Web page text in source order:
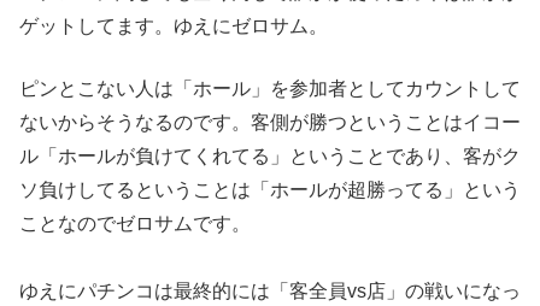
ゲットしてます。ゆえにゼロサム。
ピンとこない人は「ホール」を参加者と してカウントして
ないからそうなるのです。客側が勝つということ はイコー
ル「ホールが負けてくれてる」ということであり、 客がク
ソ負けしてるということは「ホールが超勝ってる」
という
ことなのでゼロサムです。
ゆえにパチンコは最終的には「客全員vs店」の戦いになっ